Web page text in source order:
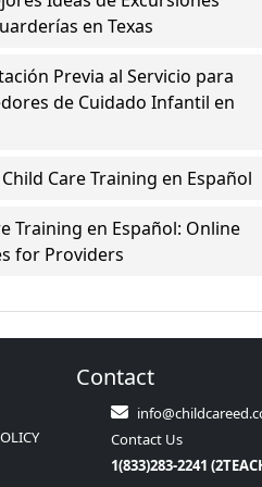
en Texas
Previa al Servicio para
de Cuidado Infantil en
Care Training en Español
Training en Español: Online
for Providers
Contact
Contact Us
1(833)283-2241